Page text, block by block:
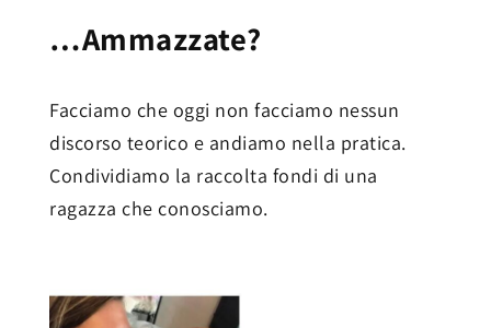
…Ammazzate?
Facciamo che oggi non facciamo nessun
discorso teorico e andiamo nella pratica.
Condividiamo la raccolta fondi di una
ragazza che conosciamo.